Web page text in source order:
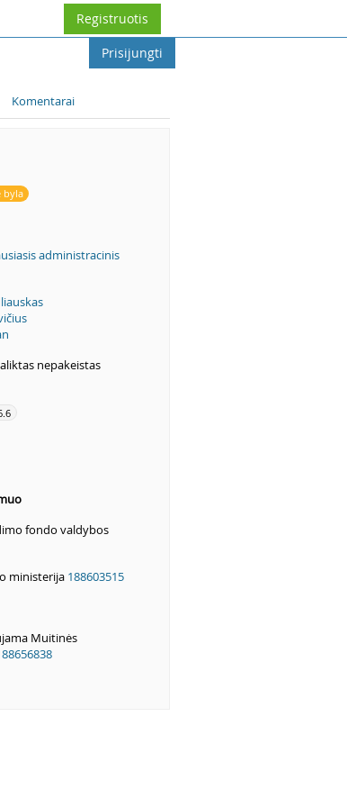
Registruotis
Prisijungti
Komentarai
byla
administracinis
nepakeistas
fondo valdybos
ministerija 188603515
Muitinės